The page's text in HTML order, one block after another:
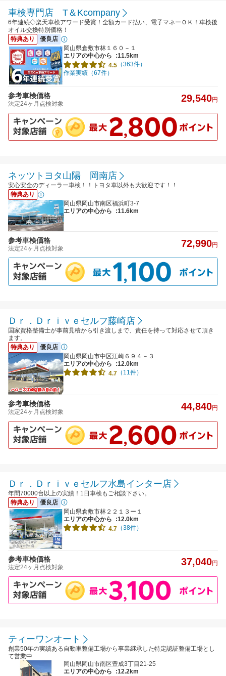
車検専門店 T＆Kcompany
6年連続◇楽天車検アワード受賞！全額カード払い、電子マネーＯＫ！車検後
オイル交換特別価格！
特典あり
優良店
岡山県倉敷市林１６０－１
エリアの中心から
:11.5km
4.5 （363件）
作業実績（67件）
参考車検価格
法定24ヶ月点検対象 29,540円
ネッツトヨタ山陽 岡南店
安心安全のディーラー車検！！トヨタ車以外も大歓迎です！！
特典あり
岡山県岡山市南区福浜町3-7
エリアの中心から
:11.6km
参考車検価格
法定24ヶ月点検対象 72,990円
Ｄｒ．Ｄｒｉｖｅセルフ藤崎店
国家資格整備士が事前見積から引き渡しまで、責任を持って対応させて頂き
ます。
特典あり
優良店
岡山県岡山市中区江崎６９４－３
エリアの中心から
:12.0km
4.7 （11件）
参考車検価格
法定24ヶ月点検対象 44,840円
Ｄｒ．Ｄｒｉｖｅセルフ水島インター店
年間70000台以上の実績！1日車検もご相談下さい。
特典あり
優良店
岡山県倉敷市林２２１３ー１
エリアの中心から
:12.0km
4.7 （38件）
参考車検価格
法定24ヶ月点検対象 37,040円
ティーワンオート
創業50年の実績ある自動車整備工場から事業継承した特定認証整備工場とし
て営業中
岡山県岡山市南区豊成3丁目21-25
エリアの中心から
:12.2km